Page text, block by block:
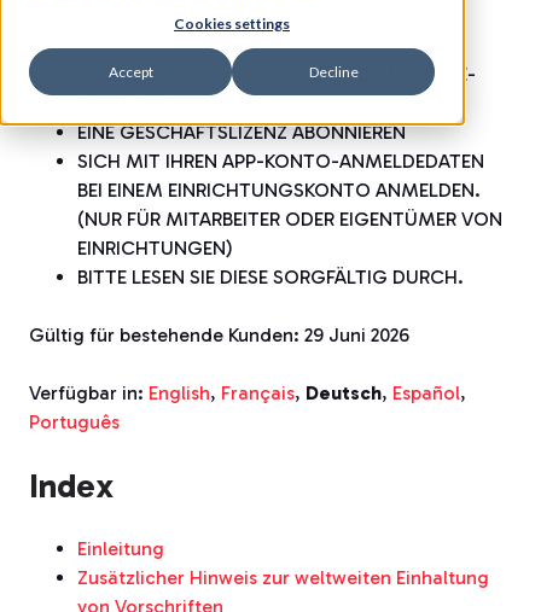
Cookies settings
Accept Decline
DIE MYZONE-APP NUTZEN
UNSERE WEBSITE UND UNSER E-COMMERCE-
SYSTEM NUTZEN
EINE GESCHÄFTSLIZENZ ABONNIEREN
SICH MIT IHREN APP-KONTO-ANMELDEDATEN
BEI EINEM EINRICHTUNGSKONTO ANMELDEN.
(NUR FÜR MITARBEITER ODER EIGENTÜMER VON
EINRICHTUNGEN)
BITTE LESEN SIE DIESE SORGFÄLTIG DURCH.
Gültig für bestehende Kunden: 29 Juni 2026
Verfügbar in: English, Français, Deutsch, Español,
Português
Index
Einleitung
Zusätzlicher Hinweis zur weltweiten Einhaltung
von Vorschriften